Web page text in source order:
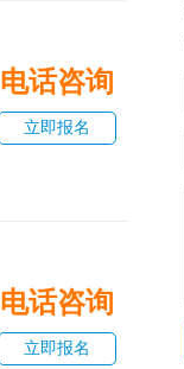
电话咨询
立即报名
电话咨询
立即报名